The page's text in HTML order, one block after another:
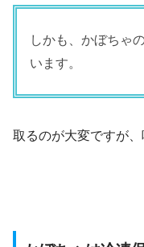
しかも、かぼちゃ
います。
取るのが大変ですが、